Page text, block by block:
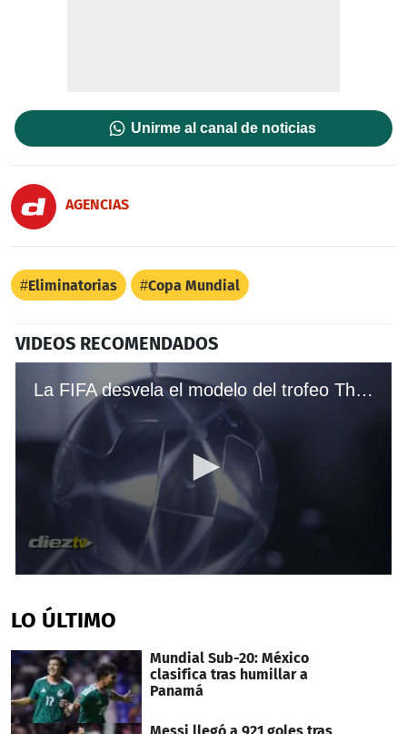
Unirme al canal de noticias
AGENCIAS
Eliminatorias Copa Mundial
VIDEOS RECOMENDADOS
La FIFA desvela el modelo del trofeo The Best
of
1
4
seconds
LO ÚLTIMO
Mundial Sub-20: México
clasifica tras humillar a
Panamá